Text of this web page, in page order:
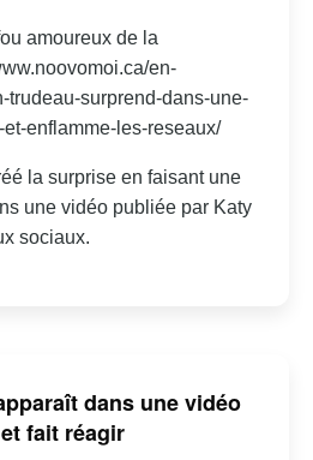
amoureux de la
en-
trudeau-surprend-dans-une-
enflamme-les-reseaux/
la surprise en faisant une
une vidéo publiée par Katy
sociaux.
dans une vidéo
fait réagir